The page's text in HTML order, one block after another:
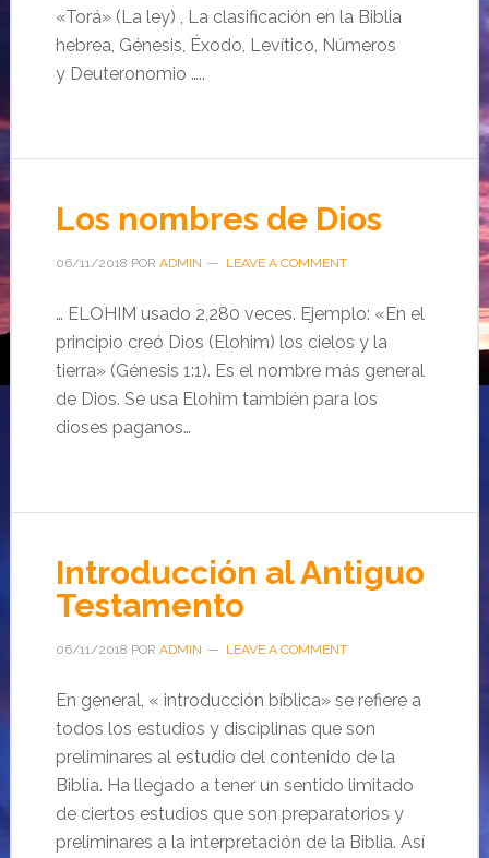
«Torá» (La ley) , La clasificación en la Biblia
hebrea, Génesis, Éxodo, Levítico, Números
y Deuteronomio …..
Los nombres de Dios
06/11/2018 POR ADMIN LEAVE A COMMENT
… ELOHIM usado 2,280 veces. Ejemplo: «En el
principio creó Dios (Elohim) los cielos y la
tierra» (Génesis 1:1). Es el nombre más general
de Dios. Se usa Elohim también para los
dioses paganos…
Introducción al Antiguo
Testamento
06/11/2018 POR ADMIN LEAVE A COMMENT
En general, « introducción bíblica» se refiere a
todos los estudios y disciplinas que son
preliminares al estudio del contenido de la
Biblia. Ha llegado a tener un sentido limitado
de ciertos estudios que son preparatorios y
preliminares a la interpretación de la Biblia. Así